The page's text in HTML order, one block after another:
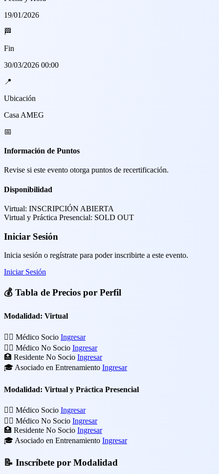
19/01/2026
🏁
Fin
30/03/2026 00:00
📍
Ubicación
Casa AMEG
📅
Información de Puntos
Revise si este evento otorga puntos de recertificación.
Disponibilidad
Virtual: INSCRIPCIÓN ABIERTA
Virtual y Práctica Presencial: SOLD OUT
Iniciar Sesión
Inicia sesión o regístrate para poder inscribirte a este evento.
Iniciar Sesión
💰 Tabla de Precios por Perfil
Modalidad: Virtual
👨‍⚕️ Médico Socio Ingresar
👨‍⚕️ Médico No Socio Ingresar
🏥 Residente No Socio Ingresar
🎓 Asociado en Entrenamiento Ingresar
Modalidad: Virtual y Práctica Presencial
👨‍⚕️ Médico Socio Ingresar
👨‍⚕️ Médico No Socio Ingresar
🏥 Residente No Socio Ingresar
🎓 Asociado en Entrenamiento Ingresar
📝 Inscríbete por Modalidad